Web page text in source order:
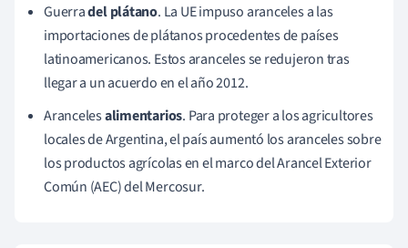
Guerradel plátano. La UE impuso aranceles a las
importaciones de plátanos procedentes de países
latinoamericanos. Estos aranceles se redujeron tras
llegar a un acuerdo en el año 2012.
Arancelesalimentarios. Para proteger a los agricultores
locales de Argentina, el país aumentó los aranceles sobre
los productos agrícolas en el marco del Arancel Exterior
Común (AEC) del Mercosur.